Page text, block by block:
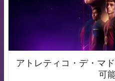
アトレティコ・デ・マ
可